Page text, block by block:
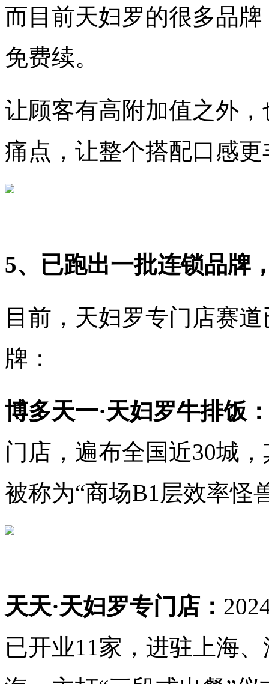
而目前天妇罗的很多品
免费续。
让顾客有高附加值之外
痛点，让整个搭配口感
5、已跑出一批连锁品牌
目前，天妇罗专门店赛
牌：
博多天一·天妇罗牛排饭
门店，遍布全国近30城
被称为“商场B1层效率怪
天天·天妇罗专门店：
已开业11家，进驻上海